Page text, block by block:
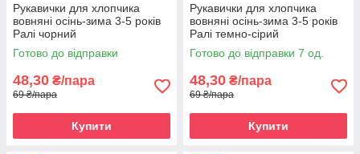
Рукавички для хлопчика
вовняні осінь-зима 3-5 років
Ралі чорний
Готово до відправки
48,30 ₴/пара
69 ₴/пара
Купити
Рукавички для хлопчика
вовняні осінь-зима 3-5 років
Ралі темно-сірий
Готово до відправки 7 од.
48,30 ₴/пара
69 ₴/пара
Купити